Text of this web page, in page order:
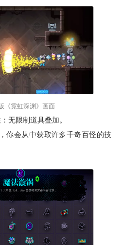
《霓虹深渊》画面
无限制道具叠加。
你会从中获取许多千奇百怪的技